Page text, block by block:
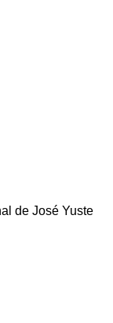
de José Yuste